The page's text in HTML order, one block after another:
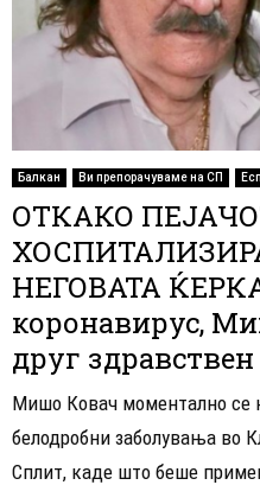
Балкан Ви препорачуваме на СП
ОТКАКО
НЕГОВАТА
коронавирус,
друг
Мишо Ковач моментално се
белодробни заболувања во
Сплит, каде што беше